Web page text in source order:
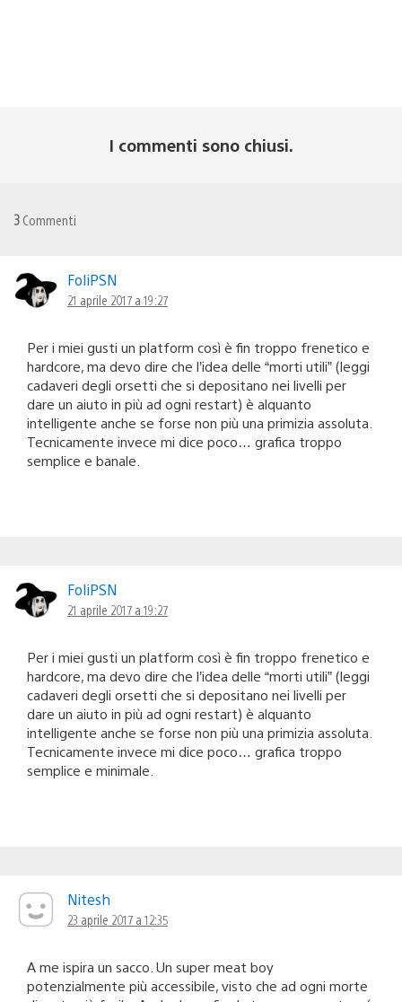
I commenti sono chiusi.
3 Commenti
FoliPSN
21 aprile 2017 a 19:27
Per i miei gusti un platform così è fin troppo frenetico e
hardcore, ma devo dire che l’idea delle “morti utili” (leggi
cadaveri degli orsetti che si depositano nei livelli per
dare un aiuto in più ad ogni restart) è alquanto
intelligente anche se forse non più una primizia assoluta.
Tecnicamente invece mi dice poco… grafica troppo
semplice e banale.
FoliPSN
21 aprile 2017 a 19:27
Per i miei gusti un platform così è fin troppo frenetico e
hardcore, ma devo dire che l’idea delle “morti utili” (leggi
cadaveri degli orsetti che si depositano nei livelli per
dare un aiuto in più ad ogni restart) è alquanto
intelligente anche se forse non più una primizia assoluta.
Tecnicamente invece mi dice poco… grafica troppo
semplice e minimale.
Nitesh
23 aprile 2017 a 12:35
A me ispira un sacco. Un super meat boy
potenzialmente più accessibile, visto che ad ogni morte